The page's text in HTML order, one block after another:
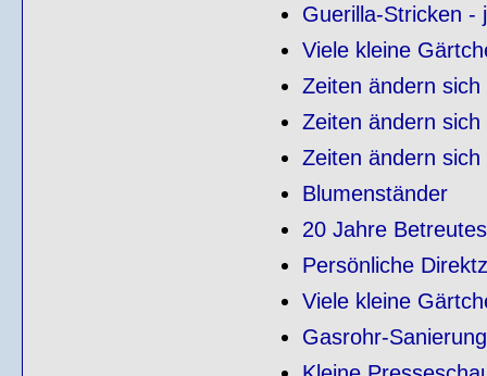
Guerilla-Stricken -
Viele kleine
Zeiten ändern
Zeiten ändern
Zeiten ändern sich
Blumenständer
20 Jahre
Persönliche
Viele kleine
Gasrohr-